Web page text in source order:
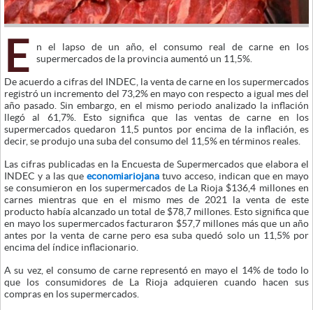
E
n el lapso de un año, el consumo real de carne en los
supermercados de la provincia aumentó un 11,5%.
De acuerdo a cifras del INDEC, la venta de carne en los supermercados
registró un incremento del 73,2% en mayo con respecto a igual mes del
año pasado. Sin embargo, en el mismo periodo analizado la inflación
llegó al 61,7%. Esto significa que las ventas de carne en los
supermercados quedaron 11,5 puntos por encima de la inflación, es
decir, se produjo una suba del consumo del 11,5% en términos reales.
Las cifras publicadas en la Encuesta de Supermercados que elabora el
INDEC y a las que economiariojana tuvo acceso, indican que en mayo
se consumieron en los supermercados de La Rioja $136,4 millones en
carnes mientras que en el mismo mes de 2021 la venta de este
producto había alcanzado un total de $78,7 millones. Esto significa que
en mayo los supermercados facturaron $57,7 millones más que un año
antes por la venta de carne pero esa suba quedó solo un 11,5% por
encima del índice inflacionario.
A su vez, el consumo de carne representó en mayo el 14% de todo lo
que los consumidores de La Rioja adquieren cuando hacen sus
compras en los supermercados.